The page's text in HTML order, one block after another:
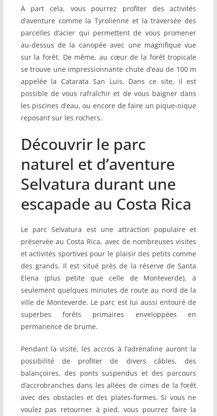
À part cela, vous pourrez profiter des activités
d’aventure comme la Tyrolienne et la traversée des
parcelles d’acier qui permettent de vous promener
au-dessus de la canopée avec une magnifique vue
sur la forêt. De même, au cœur de la forêt tropicale
se trouve une impressionnante chute d’eau de 100 m
appelée la Catarata San Luis. Dans ce site, il est
possible de vous rafraîchir et de vous baigner dans
les piscines d’eau, ou encore de faire un pique-nique
reposant sur les rochers.
Découvrir le parc
naturel et d’aventure
Selvatura durant une
escapade au Costa Rica
Le parc Selvatura est une attraction populaire et
préservée au Costa Rica, avec de nombreuses visites
et activités sportives pour le plaisir des petits comme
des grands. Il est situé près de la réserve de Santa
Elena (plus petite que celle de Monteverde), à
seulement quelques minutes de route au nord de la
ville de Monteverde. Le parc est lui aussi entouré de
superbes forêts primaires enveloppées en
permanence de brume.
Pendant la visite, les accros à l’adrénaline auront la
possibilité de profiter de divers câbles, des
balançoires, des ponts suspendus et des parcours
d’accrobranches dans les allées de cimes de la forêt
avec des obstacles et des plates-formes. Si vous ne
voulez pas retourner à pied, vous pourrez faire la